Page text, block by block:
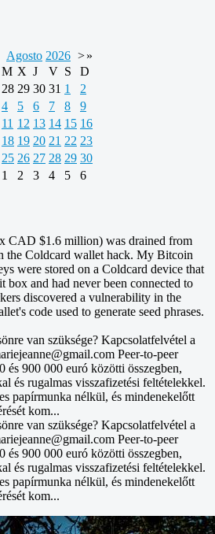
Agosto 2026 >»
M X J V S
D
28 29 30 31 1
2
4 5 6 7 8
9
11 12 13 14 15 16
18 19 20 21 22 23
25 26 27 28 29 30
1 2 3 4 5 6
CAD $1.6 million) was drained from
the Coldcard wallet hack. My Bitcoin
were stored on a Coldcard device that
box and had never been connected to
discovered a vulnerability in the
code used to generate seed phrases.
van szüksége? Kapcsolatfelvétel a
Peer-to-peer
és 900 000 euró közötti összegben,
és rugalmas visszafizetési feltételekkel.
papírmunka nélkül, és mindenekelőtt
kom...
van szüksége? Kapcsolatfelvétel a
Peer-to-peer
és 900 000 euró közötti összegben,
és rugalmas visszafizetési feltételekkel.
papírmunka nélkül, és mindenekelőtt
kom...